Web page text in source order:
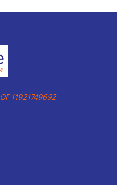
OF 11921749692